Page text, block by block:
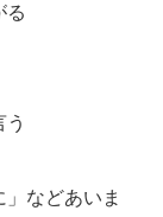
る
などあいま